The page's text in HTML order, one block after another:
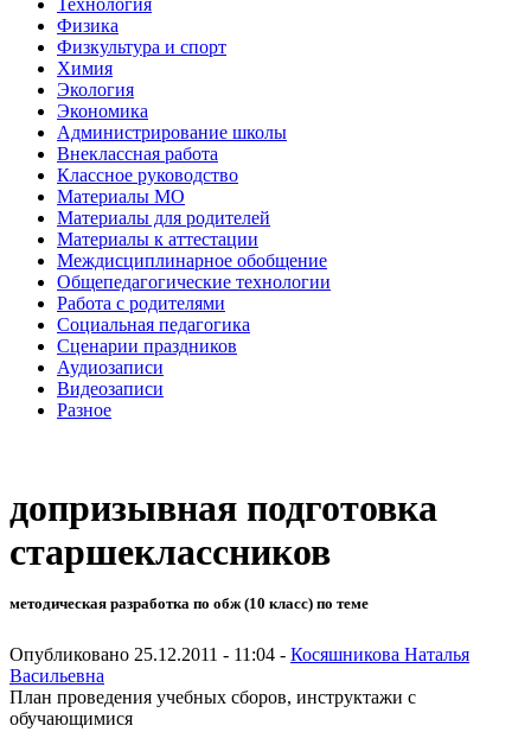
Физика
Физкультура и спорт
Химия
Экология
Экономика
Администрирование школы
Внеклассная работа
Классное руководство
Материалы МО
Материалы для родителей
Материалы к аттестации
Междисциплинарное обобщение
Общепедагогические технологии
Работа с родителями
Социальная педагогика
Сценарии праздников
Аудиозаписи
Видеозаписи
Разное
допризывная подготовка
старшеклассников
методическая разработка по обж (10 класс) по теме
Опубликовано 25.12.2011 - 11:04 - Косяшникова Наталья
Васильевна
План проведения учебных сборов, инструктажи с
обучающимися